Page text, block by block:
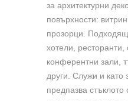
за архитектурни
повърхности:
прозорци.
хотели, ресторанти,
конферентни зали,
други. Служи и
предпазва